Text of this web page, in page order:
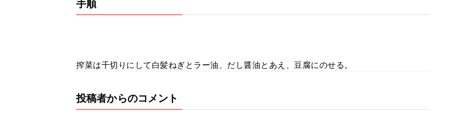
手順
搾菜は千切りにして白髪ねぎとラー油、だし醤油とあえ、豆腐にのせる。
投稿者からのコメント